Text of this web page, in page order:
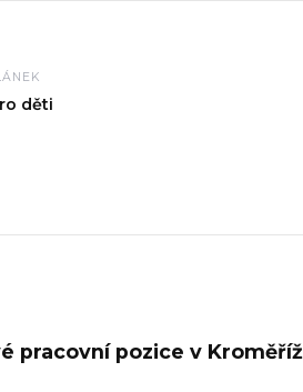
děti
pracovní pozice v